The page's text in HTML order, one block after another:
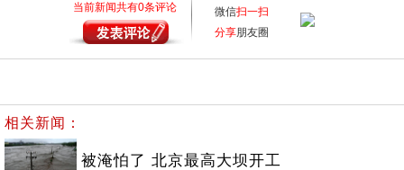
当前新闻共有0条评论 微信扫一扫
分享朋友圈
相关新闻：
被淹怕了 北京最高大坝开工